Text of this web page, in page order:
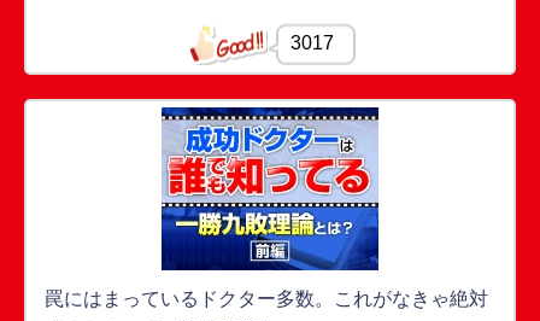
3017
罠にはまっているドクター多数。これがなきゃ絶対